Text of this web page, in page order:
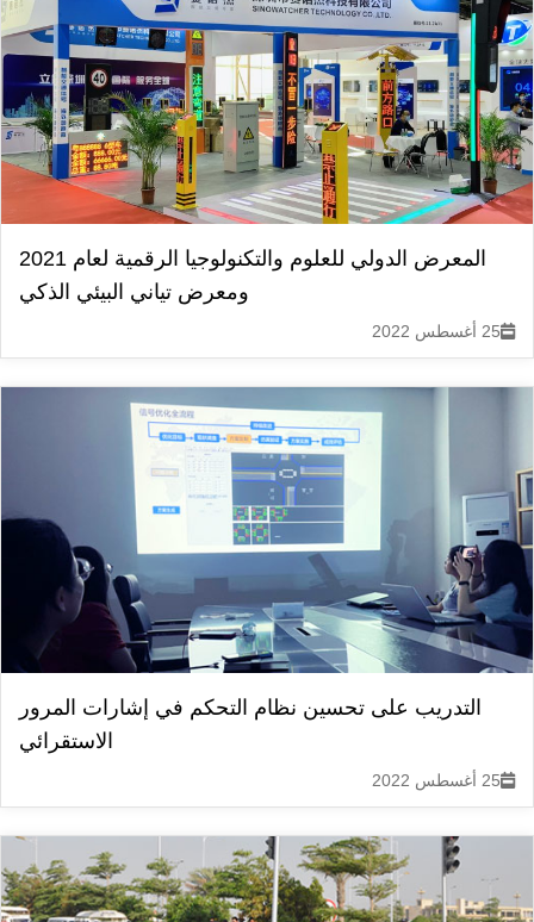
المعرض الدولي للعلوم والتكنولوجيا الرقمية لعام 2021
ومعرض تياني البيئي الذكي
25 أغسطس 2022
التدريب على تحسين نظام التحكم في إشارات المرور
الاستقرائي
25 أغسطس 2022